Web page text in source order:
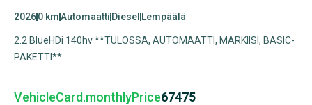
20260 kmAutomaatti Diesel Lempäälä
2.2 BlueHDi 140hv **TULOSSA, AUTOMAATTI, MARKIISI, BASIC-
PAKETTI**
VehicleCard.monthlyPrice67475